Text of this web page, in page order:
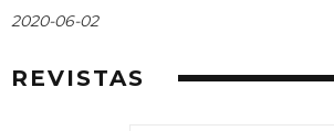
2020-06-02
REVISTAS